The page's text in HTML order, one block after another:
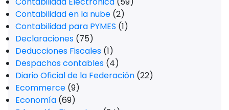
Contabilidad en la nube (2)
Contabilidad para PYMES (1)
Declaraciones (75)
Deducciones Fiscales (1)
Despachos contables (4)
Diario Oficial de la Federación (22)
Ecommerce (9)
Economía (69)